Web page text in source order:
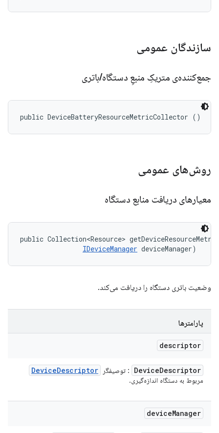
سازندگان عمومی
جمع‌کننده‌ی متریکِ منبعِ دستگاه/باتری
public DeviceBatteryResourceMetricCollector ()
روش‌های عمومی
معیارهای دریافت منابع دستگاه
public Collection<Resource>
IDeviceManager deviceManager)
وضعیت باتری دستگاه را دریافت می‌کند.
پارامترها
descriptor
DeviceDescriptor : توصیفگر DeviceDescriptor
مربوط به دستگاه اندازه‌گیری.
deviceManager